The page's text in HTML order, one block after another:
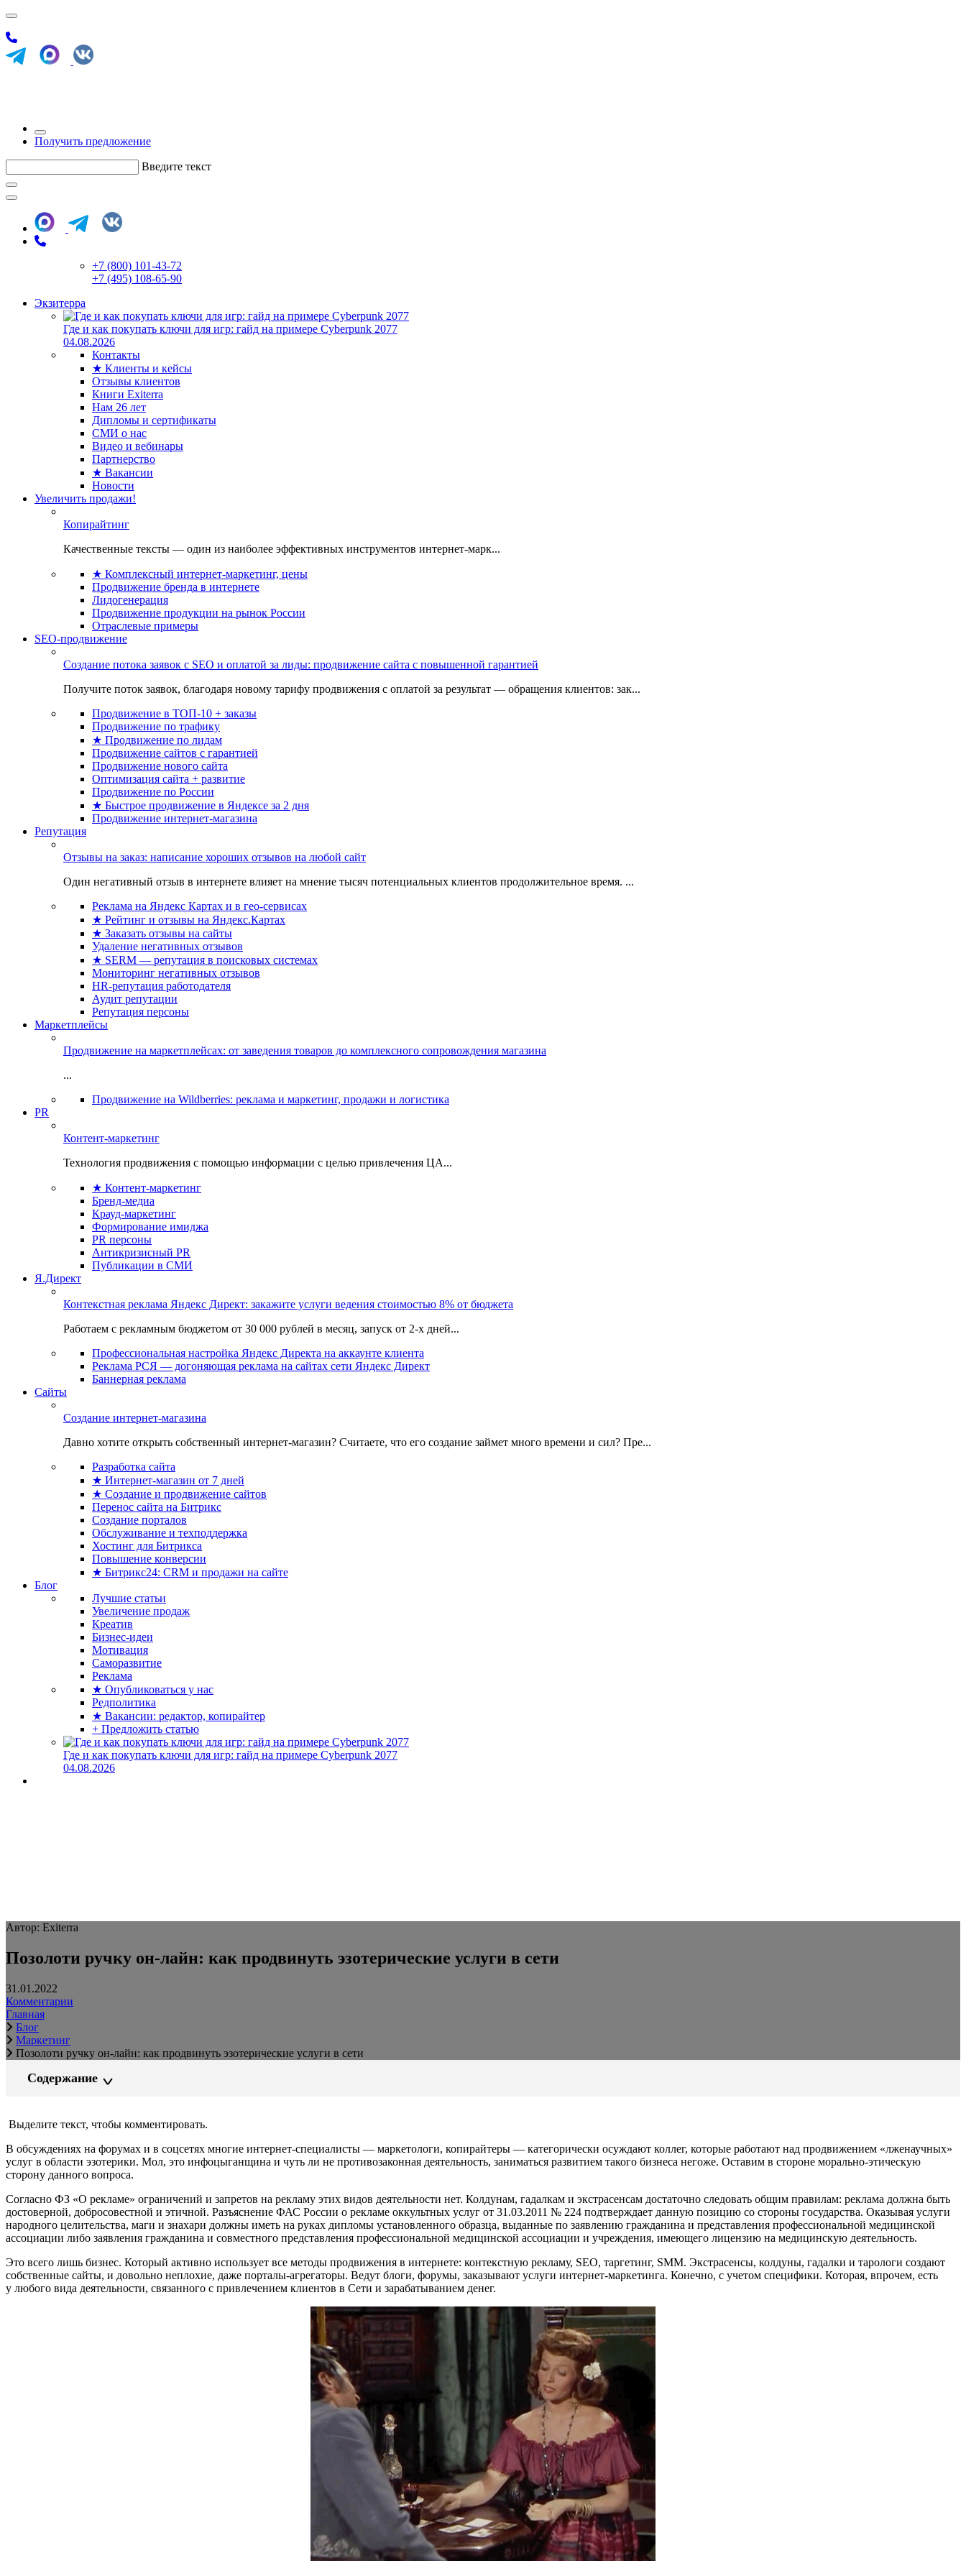
Получить предложение
Введите текст
+7 (800) 101-43-72
+7 (495) 108-65-90
Экзитерра
Где и как покупать ключи для игр: гайд на примере Cyberpunk 2077
04.08.2026
Контакты
★ Клиенты и кейсы
Отзывы клиентов
Книги Exiterra
Нам 26 лет
Дипломы и сертификаты
СМИ о нас
Видео и вебинары
Партнерство
★ Вакансии
Новости
Увеличить продажи!
Копирайтинг
Качественные тексты — один из наиболее эффективных инструментов интернет-марк...
★ Комплексный интернет-маркетинг, цены
Продвижение бренда в интернете
Лидогенерация
Продвижение продукции на рынок России
Отраслевые примеры
SEO-продвижение
Создание потока заявок с SEO и оплатой за лиды: продвижение сайта с повышенной гарантией
Получите поток заявок, благодаря новому тарифу продвижения с оплатой за результат — обращения клиентов: зак...
Продвижение в ТОП-10 + заказы
Продвижение по трафику
★ Продвижение по лидам
Продвижение сайтов с гарантией
Продвижение нового сайта
Оптимизация сайта + развитие
Продвижение по России
★ Быстрое продвижение в Яндексе за 2 дня
Продвижение интернет-магазина
Репутация
Отзывы на заказ: написание хороших отзывов на любой сайт
Один негативный отзыв в интернете влияет на мнение тысяч потенциальных клиентов продолжительное время. ...
Реклама на Яндекс Картах и в гео-сервисах
★ Рейтинг и отзывы на Яндекс.Картах
★ Заказать отзывы на сайты
Удаление негативных отзывов
★ SERM — репутация в поисковых системах
Мониторинг негативных отзывов
HR-репутация работодателя
Аудит репутации
Репутация персоны
Маркетплейсы
Продвижение на маркетплейсах: от заведения товаров до комплексного сопровождения магазина
...
Продвижение на Wildberries: реклама и маркетинг, продажи и логистика
PR
Контент-маркетинг
Технология продвижения с помощью информации с целью привлечения ЦА...
★ Контент-маркетинг
Бренд-медиа
Крауд-маркетинг
Формирование имиджа
PR персоны
Антикризисный PR
Публикации в СМИ
Я.Директ
Контекстная реклама Яндекс Директ: закажите услуги ведения стоимостью 8% от бюджета
Работаем с рекламным бюджетом от 30 000 рублей в месяц, запуск от 2-х дней...
Профессиональная настройка Яндекс Директа на аккаунте клиента
Реклама РСЯ — догоняющая реклама на сайтах сети Яндекс Директ
Баннерная реклама
Сайты
Создание интернет-магазина
Давно хотите открыть собственный интернет-магазин? Считаете, что его создание займет много времени и сил? Пре...
Разработка сайта
★ Интернет-магазин от 7 дней
★ Создание и продвижение сайтов
Перенос сайта на Битрикс
Создание порталов
Обслуживание и техподдержка
Хостинг для Битрикса
Повышение конверсии
★ Битрикс24: CRM и продажи на сайте
Блог
Лучшие статьи
Увеличение продаж
Креатив
Бизнес-идеи
Мотивация
Саморазвитие
Реклама
★ Опубликоваться у нас
Редполитика
★ Вакансии: редактор, копирайтер
+ Предложить статью
Где и как покупать ключи для игр: гайд на примере Cyberpunk 2077
04.08.2026
Автор: Exiterra
Позолоти ручку он-лайн: как продвинуть эзотерические услуги в сети
31.01.2022
Комментарии
Главная
Блог
Маркетинг
Позолоти ручку он-лайн: как продвинуть эзотерические услуги в сети
Содержание
Выделите текст, чтобы комментировать.
В обсуждениях на форумах и в соцсетях многие интернет-специалисты — маркетологи, копирайтеры — категорически осуждают коллег, которые работают над продвижением «лженаучных»
услуг в области эзотерики. Мол, это инфоцыганщина и чуть ли не противозаконная деятельность, заниматься развитием такого бизнеса негоже. Оставим в стороне морально-этическую
сторону данного вопроса.
Согласно ФЗ «О рекламе» ограничений и запретов на рекламу этих видов деятельности нет. Колдунам, гадалкам и экстрасенсам достаточно следовать общим правилам: реклама должна быть
достоверной, добросовестной и этичной. Разъяснение ФАС России о рекламе оккультных услуг от 31.03.2011 № 224 подтверждает данную позицию со стороны государства. Оказывая услуги
народного целительства, маги и знахари должны иметь на руках дипломы установленного образца, выданные по заявлению гражданина и представления профессиональной медицинской
ассоциации либо заявления гражданина и совместного представления профессиональной медицинской ассоциации и учреждения, имеющего лицензию на медицинскую деятельность.
Это всего лишь бизнес. Который активно использует все методы продвижения в интернете: контекстную рекламу, SEO, таргетинг, SMM. Экстрасенсы, колдуны, гадалки и тарологи создают
собственные сайты, и довольно неплохие, даже порталы-агрегаторы. Ведут блоги, форумы, заказывают услуги интернет-маркетинга. Конечно, с учетом специфики. Которая, впрочем, есть
у любого вида деятельности, связанного с привлечением клиентов в Сети и зарабатыванием денег.